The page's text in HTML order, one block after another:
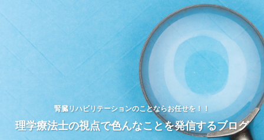
腎臓リハビリテーションのことならお任せを！！
理学療法士の視点で色んなことを発信するブログ